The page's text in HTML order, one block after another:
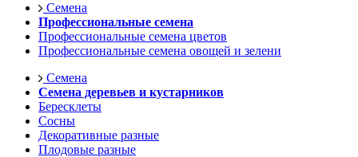
Семена
Профессиональные семена
Профессиональные семена цветов
Профессиональные семена овощей и зелени
Семена
Семена деревьев и кустарников
Бересклеты
Сосны
Декоративные разные
Плодовые разные